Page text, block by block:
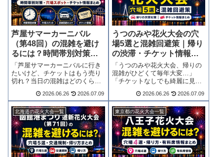
芦屋サマーカーニバル
（第48回）の混雑を避け
るには？時間帯別対策・
穴場スポット・チケット
情報まとめ
「芦屋サマーカーニバルに行き
たいけど、チケットはもう売り
切れ？当日の混雑はどのくら
はないでしょうか。結論からお
伝えすると、チケットの有無に
かかわらず、事前準備しだいで
楽しみ方は大きく変わります。
第48回の基本情報...
2026.06.26 2026.07.09
うつのみや花火大会の穴
場5選と混雑回避策｜帰り
の渋滞・チケット情報ま
とめ
「うつのみや花火大会、帰りの
混雑がひどくて毎年大変…」
「チケットなしでも綺麗に見え
いる方は多いのではないでしょ
うか。結論からお伝えすると、
時間帯別の行動計画と穴場スポ
ットの把握で、帰りの混雑を大
幅に緩和できます。...
2026.06.26 2026.07.09
北海道の花火大会一覧 東京都の花火大会一覧